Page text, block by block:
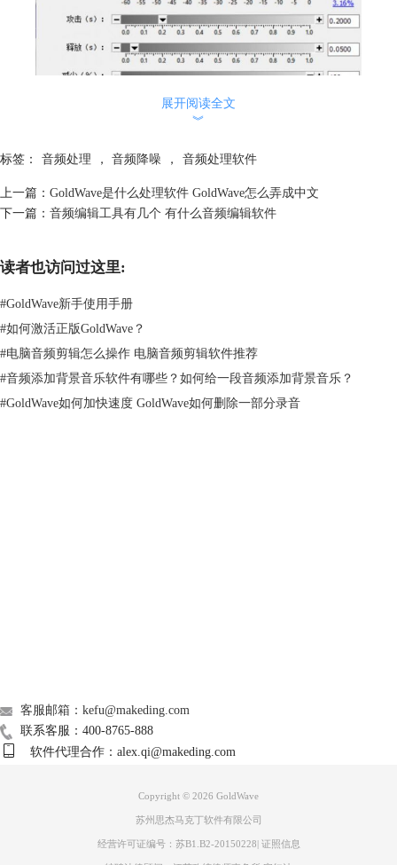
图2 噪声门
音频的降噪可以通过各种专业的后期处理软件来实现，这里和大家介绍几
1.GoldWave
这款软件轻便简单，但功能众多，还有完整的中文版本，对新手很友好。
GoldWave里面有多种降噪处理的功能，常用的有“降噪”和“噪音门”，都
图3 功能位置
（1）降噪
GoldWave的降噪方法有四种：使用形状、当前频道、平均值、剪贴板，
前面提到的根据噪音样本来剔除噪音，就是这里“使用剪贴板”去除噪音的
使用这一方法之前，需要先将噪音样本找到，将其复制，确保剪贴板上存
展开阅读全文
︾
标签： 音频处理 ， 音频降噪 ， 音频处理软件
上一篇： GoldWave是什么处理软件 GoldWave怎么弄成中文
下一篇： 音频编辑工具有几个 有什么音频编辑软件
读者也访问过这里:
#GoldWave新手使用手册
#如何激活正版GoldWave？
#电脑音频剪辑怎么操作 电脑音频剪辑软件推荐
#音频添加背景音乐软件有哪些？如何给一段音频添加背景音乐？
#GoldWave如何加快速度 GoldWave如何删除一部分录音
客服邮箱：kefu@makeding.com
联系客服：400-8765-888
软件代理合作：alex.qi@makeding.com
Copyright © 2026 GoldWave
苏州思杰马克丁软件有限公司
经营许可证编号：苏B1.B2-20150228| 证照信息